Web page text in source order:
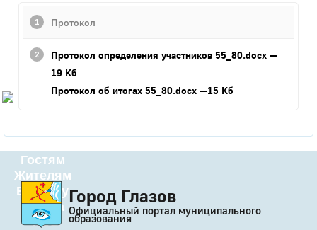
Город
Официальный портал
муниципального
образования
Гостям
Жителям
Бизнесу
Глава
КСО
Протокол
Протокол определения участников 55_80.docx —
19 Кб
Протокол об итогах 55_80.docx —15 Кб
Город Глазов
Официальный портал муниципального
образования